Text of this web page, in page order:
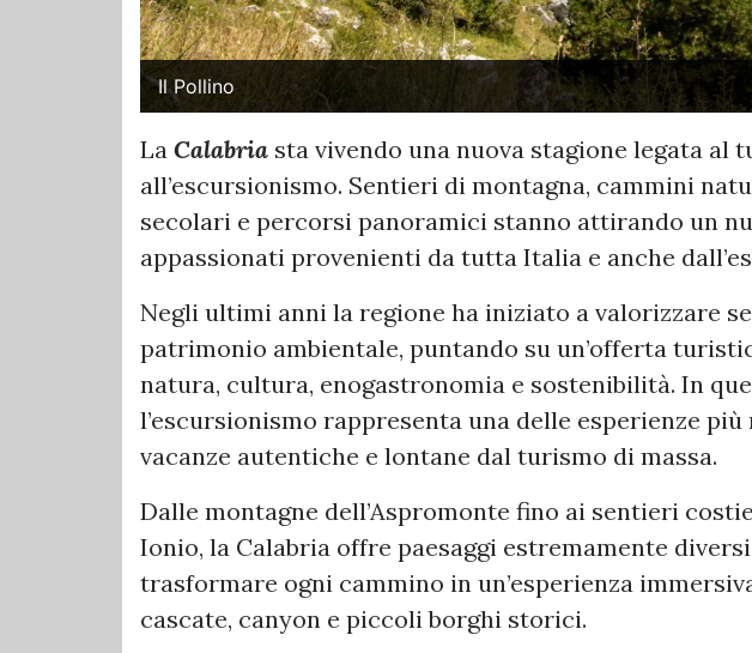
Il Pollino
La Calabria sta vivendo una nuova stagione legata al
all’escursionismo. Sentieri di montagna, cammini
secolari e percorsi panoramici stanno attirando un
appassionati provenienti da tutta Italia e anche
Negli ultimi anni la regione ha iniziato a valorizzare
patrimonio ambientale, puntando su un’offerta
natura, cultura, enogastronomia e sostenibilità. In
l’escursionismo rappresenta una delle esperienze
vacanze autentiche e lontane dal turismo di massa.
Dalle montagne dell’Aspromonte fino ai sentieri
Ionio, la Calabria offre paesaggi estremamente
trasformare ogni cammino in un’esperienza
cascate, canyon e piccoli borghi storici.